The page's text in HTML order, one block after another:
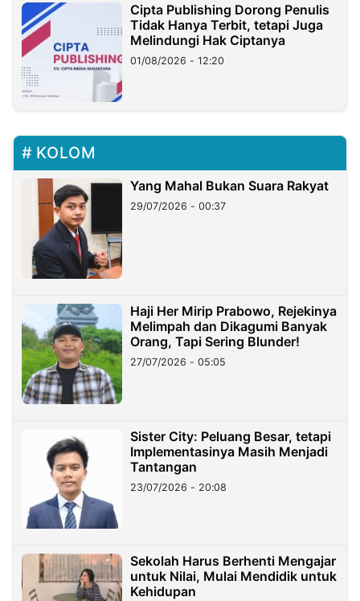
Cipta Publishing Dorong Penulis
Tidak Hanya Terbit, tetapi Juga
Melindungi Hak Ciptanya
01/08/2026 - 12:20
KOLOM
Yang Mahal Bukan Suara Rakyat
29/07/2026 - 00:37
Haji Her Mirip Prabowo, Rejekinya
Melimpah dan Dikagumi Banyak
Orang, Tapi Sering Blunder!
27/07/2026 - 05:05
Sister City: Peluang Besar, tetapi
Implementasinya Masih Menjadi
Tantangan
23/07/2026 - 20:08
Sekolah Harus Berhenti Mengajar
untuk Nilai, Mulai Mendidik untuk
Kehidupan